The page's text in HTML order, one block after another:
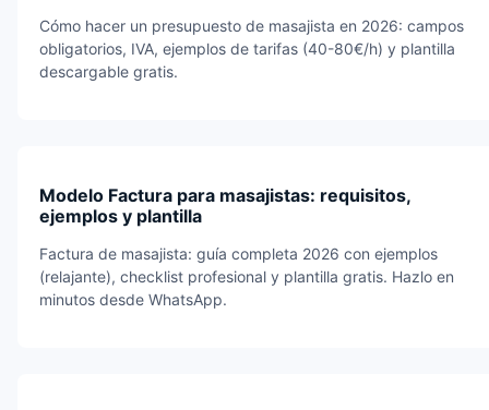
Cómo hacer un presupuesto de masajista en 2026: campos
obligatorios, IVA, ejemplos de tarifas (40-80€/h) y plantilla
descargable gratis.
Modelo Factura para masajistas: requisitos,
ejemplos y plantilla
Factura de masajista: guía completa 2026 con ejemplos
(relajante), checklist profesional y plantilla gratis. Hazlo en
minutos desde WhatsApp.